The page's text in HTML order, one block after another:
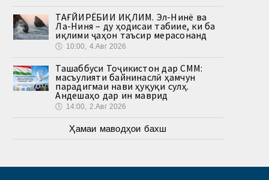
ТАҒЙИРЁБИИ ИҚЛИМ. Эл-Нинё ва
Ла-Ниня – ду ҳодисаи табиие, ки ба
иқлими ҷаҳон таъсир мерасонанд
🕔 10:00, 4.Авг 2026
Ташаббуси Тоҷикистон дар СММ:
масъулияти байнинаслӣ ҳамчун
парадигмаи нави ҳуқуқи сулҳ.
Андешаҳо дар ин маврид
🕔 14:00, 2.Авг 2026
Ҳамаи маводҳои бахш